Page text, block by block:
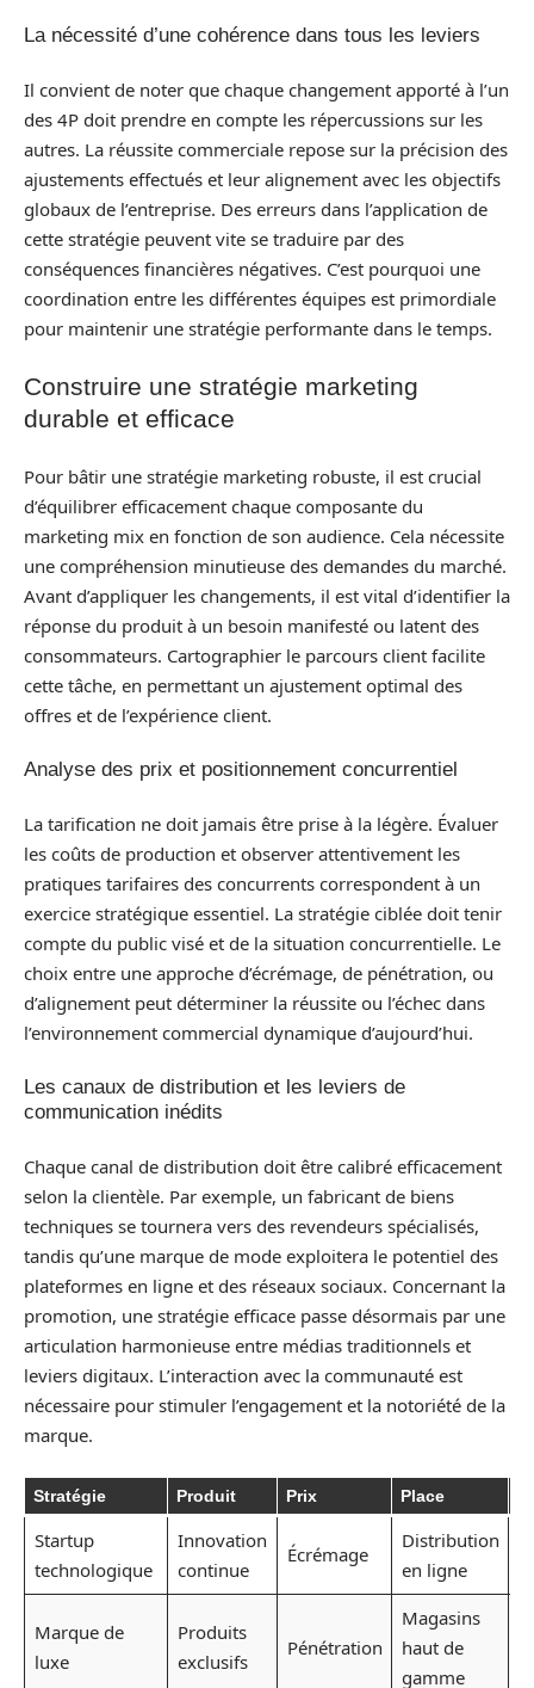
La nécessité d’une cohérence dans tous les leviers
Il convient de noter que chaque changement apporté à l’un
des 4P doit prendre en compte les répercussions sur les
autres. La réussite commerciale repose sur la précision des
ajustements effectués et leur alignement avec les objectifs
globaux de l’entreprise. Des erreurs dans l’application de
cette stratégie peuvent vite se traduire par des
conséquences financières négatives. C’est pourquoi une
coordination entre les différentes équipes est primordiale
pour maintenir une stratégie performante dans le temps.
Construire une stratégie marketing
durable et efficace
Pour bâtir une stratégie marketing robuste, il est crucial
d’équilibrer efficacement chaque composante du
marketing mix en fonction de son audience. Cela nécessite
une compréhension minutieuse des demandes du marché.
Avant d’appliquer les changements, il est vital d’identifier la
réponse du produit à un besoin manifesté ou latent des
consommateurs. Cartographier le parcours client facilite
cette tâche, en permettant un ajustement optimal des
offres et de l’expérience client.
Analyse des prix et positionnement concurrentiel
La tarification ne doit jamais être prise à la légère. Évaluer
les coûts de production et observer attentivement les
pratiques tarifaires des concurrents correspondent à un
exercice stratégique essentiel. La stratégie ciblée doit tenir
compte du public visé et de la situation concurrentielle. Le
choix entre une approche d’écrémage, de pénétration, ou
d’alignement peut déterminer la réussite ou l’échec dans
l’environnement commercial dynamique d’aujourd’hui.
Les canaux de distribution et les leviers de
communication inédits
Chaque canal de distribution doit être calibré efficacement
selon la clientèle. Par exemple, un fabricant de biens
techniques se tournera vers des revendeurs spécialisés,
tandis qu’une marque de mode exploitera le potentiel des
plateformes en ligne et des réseaux sociaux. Concernant la
promotion, une stratégie efficace passe désormais par une
articulation harmonieuse entre médias traditionnels et
leviers digitaux. L’interaction avec la communauté est
nécessaire pour stimuler l’engagement et la notoriété de la
marque.
Stratégie Produit Prix Place
Startup
technologique
Innovation
continue
Écrémage
Distribution
en ligne
Marque de
luxe
Produits
exclusifs
Pénétration
Magasins
haut de
gamme